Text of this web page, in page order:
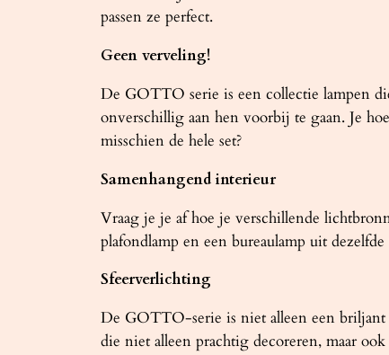
passen ze perfect.
Geen verveling!
De GOTTO serie is een collectie lampen
onverschillig aan hen voorbij te gaan. Je
misschien de hele set?
Samenhangend interieur
Vraag je je af hoe je verschillende
plafondlamp en een bureaulamp uit
Sfeerverlichting
De GOTTO-serie is niet alleen een
die niet alleen prachtig decoreren, maar